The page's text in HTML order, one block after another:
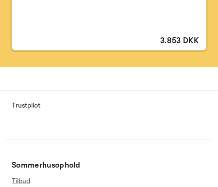
3.853 DKK
Trustpilot
Sommerhusophold
Tilbud